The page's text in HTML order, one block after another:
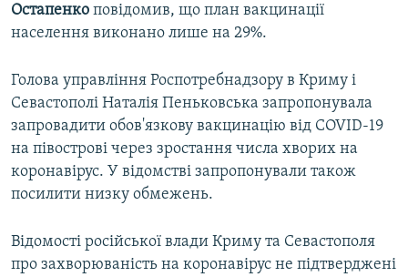
Остапенко повідомив, що план вакцинації
населення виконано лише на 29%.
Голова управління Роспотребнадзору в Криму і
Севастополі Наталія Пеньковська запропонувала
запровадити обов'язкову вакцинацію від COVID-19
на півострові через зростання числа хворих на
коронавірус. У відомстві запропонували також
посилити низку обмежень.
Відомості російської влади Криму та Севастополя
про захворюваність на коронавірус не підтверджені